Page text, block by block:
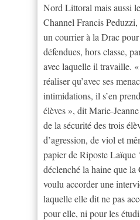
Nord Littoral mais aussi
Channel Francis
un courrier à la Drac pour
défendues, hors classe,
avec laquelle il travaille.
réaliser qu’avec ses
intimidations, il s’en
élèves », dit Marie-
de la sécurité des trois
d’agression, de viol et
papier de Riposte Laïque
déclenché la haine que la
voulu accorder une
laquelle elle dit ne pas
pour elle, ni pour les